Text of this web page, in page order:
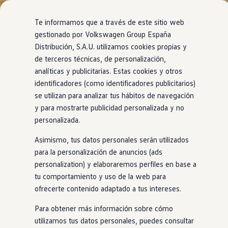
Ir
directamente
al contenido
Ir
directamente
al pie de
página
Nuevo ID. Cross
Vehículos Comerciales
Compra y ofertas
Volkswagen nuevo en stock
Volkswagen de ocasión
Financiación
My Renting
My Way
Seguros
Empresas
Autoescuelas
Eléctricos e híbridos
Más sobre híbridos
Plan Auto +
Etiquetas DGT
Simulador de autonomía, carga y ahorro
Carga y autonomía
Soluciones de carga
Tarifas de carga
Carga en casa
Modos de carga
Página de inicio
Política de privacidad de la página web del
concesionario ALDAUTO
Última revisión: FEBRERO 2026
tratamiento de tus datos personales, quiere
informarte sobre el uso que le vamos a dar a los
Te informamos que a través de este sitio web
gestionado por Volkswagen Group España
Distribución, S.A.U. utilizamos cookies propias y
de terceros técnicas, de personalización,
analíticas y publicitarias. Estas cookies y otros
identificadores (como identificadores publicitarios)
se utilizan para analizar tus hábitos de navegación
y para mostrarte publicidad personalizada y no
personalizada.
Asimismo, tus datos personales serán utilizados
para la personalización de anuncios (ads
personalization) y elaboraremos perfiles en base a
tu comportamiento y uso de la web para
ofrecerte contenido adaptado a tus intereses.
Para obtener más información sobre cómo
utilizamos tus datos personales, puedes consultar